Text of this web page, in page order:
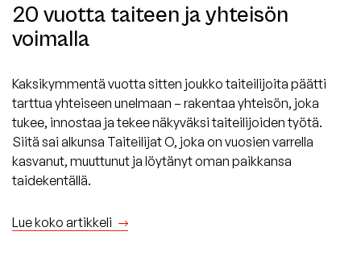
20 vuotta taiteen ja yhteisön
voimalla
Kaksikymmentä vuotta sitten joukko taiteilijoita päätti
tarttua yhteiseen unelmaan – rakentaa yhteisön, joka
tukee, innostaa ja tekee näkyväksi taiteilijoiden työtä.
Siitä sai alkunsa Taiteilijat O, joka on vuosien varrella
kasvanut, muuttunut ja löytänyt oman paikkansa
taidekentällä.
Lue koko artikkeli